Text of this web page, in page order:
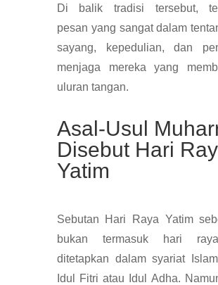
Di balik tradisi tersebut,
pesan yang sangat dalam
sayang, kepedulian, dan
menjaga mereka yang
uluran tangan.
Asal-Usul
Disebut Hari
Yatim
Sebutan Hari Raya Yatim
bukan termasuk hari
ditetapkan dalam syariat
Idul Fitri atau Idul Adha.